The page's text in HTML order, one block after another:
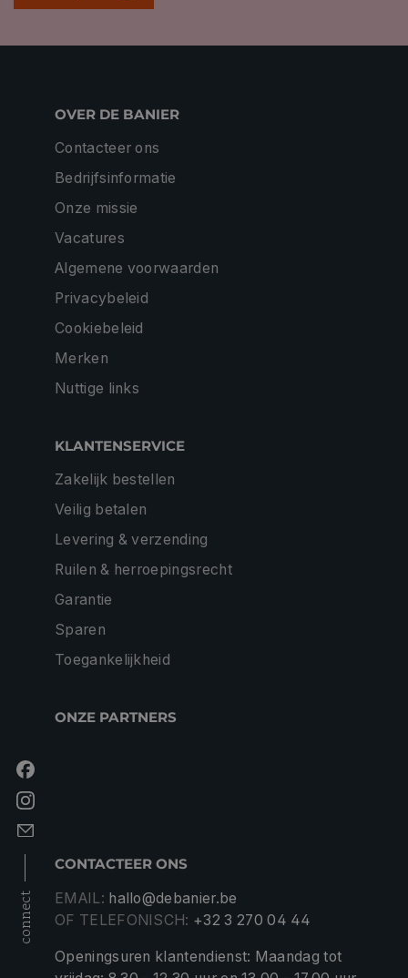
connect
OVER DE BANIER
Contacteer ons
Bedrijfsinformatie
Onze missie
Vacatures
Algemene voorwaarden
Privacybeleid
Cookiebeleid
Merken
Nuttige links
KLANTENSERVICE
Zakelijk bestellen
Veilig betalen
Levering & verzending
Ruilen & herroepingsrecht
Garantie
Sparen
Toegankelijkheid
ONZE PARTNERS
CONTACTEER ONS
EMAIL: hallo@debanier.be
OF TELEFONISCH: +32 3 270 04 44
Openingsuren klantendienst: Maandag tot